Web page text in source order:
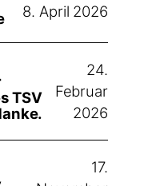
8. April 2026
TSV
24.
Februar
2026
17.